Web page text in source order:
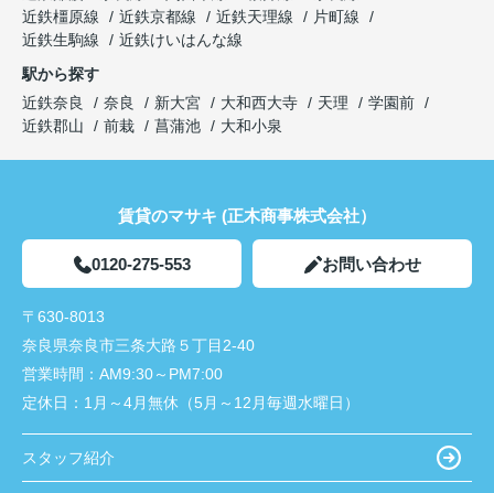
近鉄橿原線
近鉄京都線 近鉄天理線
片町線
近鉄生駒線
近鉄けいはんな線
駅から探す
近鉄奈良
奈良 新大宮 大和西大寺 天理
学園前
近鉄郡山
前栽 菖蒲池 大和小泉
賃貸のマサキ (正木商事株式会社）
0120-275-553 お問い合わせ
〒630-8013
奈良県奈良市三条大路５丁目2-40
営業時間： AM9:30～PM7:00
定休日： 1月～4月無休（5月～12月毎週水曜日）
スタッフ紹介